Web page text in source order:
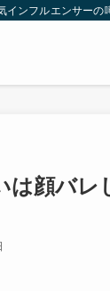
インフルエンサーの
は顔バレ